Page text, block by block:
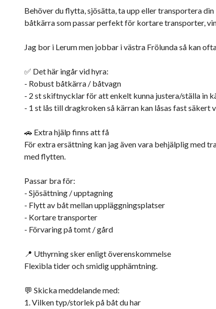
Behöver du flytta, sjösätta, ta upp eller transportera
båtkärra som passar perfekt för kortare transporter,
Jag bor i Lerum men jobbar i västra Frölunda så kan
✅ Det här ingår vid hyra:
- Robust båtkärra / båtvagn
- 2 st skiftnycklar för att enkelt kunna justera/ställa in
- 1 st lås till dragkroken så kärran kan låsas fast
🚗 Extra hjälp finns att få
För extra ersättning kan jag även vara behjälplig med
med flytten.
Passar bra för:
- Sjösättning / upptagning
- Flytt av båt mellan uppläggningsplatser
- Kortare transporter
- Förvaring på tomt / gård
📍 Uthyrning sker enligt överenskommelse
Flexibla tider och smidig upphämtning.
💬 Skicka meddelande med:
1. Vilken typ/storlek på båt du har